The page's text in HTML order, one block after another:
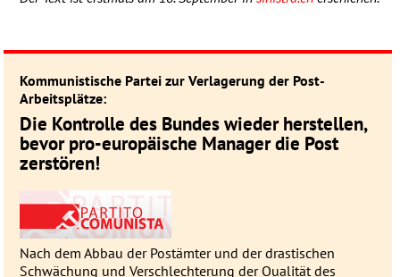
Kommunistische Partei zur Verlagerung der Post-
Arbeitsplätze:
Die Kontrolle des Bundes wieder herstellen,
bevor pro-europäische Manager die Post
zerstören!
Nach dem Abbau der Postämter und der drastischen
Schwächung und Verschlechterung der Qualität des